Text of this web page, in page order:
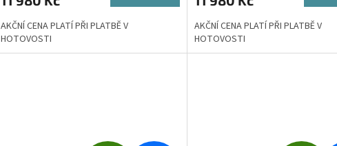
A
AKČNÍ CENA PLATÍ PŘI PLATBĚ V
HOTOVOSTI
A
AKČNÍ CENA PLATÍ PŘI PLATBĚ V
HOTOVOSTI